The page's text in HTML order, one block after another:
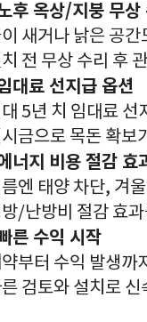
후 옥상/지붕 무상
새거나 낡은 공
전 무상 수리 후
대료 선지급 옵션
5년 치 임대료 선
금으로 목돈 확보
너지 비용 절감 효
엔 태양 차단, 겨
/난방비 절감 효
른 수익 시작
부터 수익 발생까
검토와 설치로